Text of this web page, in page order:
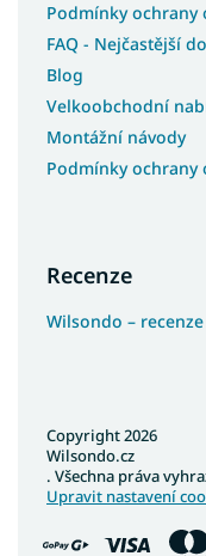
Podmínky ochrany
FAQ - Nejčastější
Blog
Velkoobchodní
Montážní návody
Podmínky ochrany
Recenze
Wilsondo –
Copyright 2026
Wilsondo.cz
. Všechna práva
Upravit nastavení